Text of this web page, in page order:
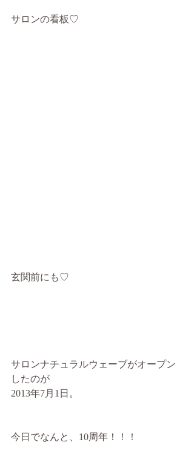
サロンの看板♡
玄関前にも♡
サロンナチュラルウェーブがオープン
したのが
2013年7月1日。
今日でなんと、10周年！！！